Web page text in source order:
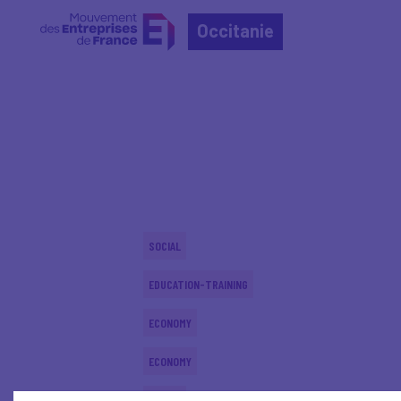
Occitanie
SOCIAL
EDUCATION-TRAINING
ECONOMY
ECONOMY